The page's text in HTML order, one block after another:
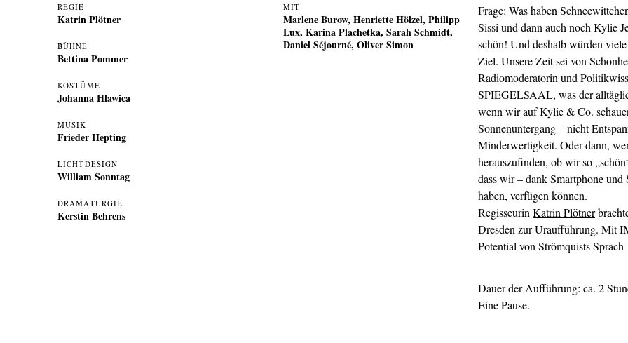
REGIE
Katrin Plötner
BÜHNE
Bettina Pommer
KOSTÜME
Johanna Hlawica
MUSIK
Frieder Hepting
LICHTDESIGN
William Sonntag
DRAMATURGIE
Kerstin Behrens
MIT
Marlene Burow,Henriette Hölzel,Philipp
Lux,Karina Plachetka,Sarah Schmidt,
Daniel Séjourné,Oliver Simon
Frage: Was haben
Sissi und dann auch noch Kylie
schön! Und deshalb würden viele
Ziel. Unsere Zeit sei von
Radiomoderatorin und
SPIEGELSAAL, was der
wenn wir auf Kylie & Co.
Sonnenuntergang – nicht
Minderwertigkeit. Oder dann,
herauszufinden, ob wir so
dass wir – dank Smartphone
haben, verfügen können.
Regisseurin Katrin Plötner
Dresden zur Uraufführung. Mit
Potential von Strömquists
Dauer der Aufführung: ca. 2
Eine Pause.